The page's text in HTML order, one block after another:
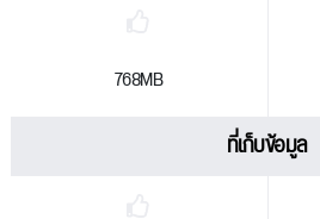
768MB
ที่เก็บข้อมูล